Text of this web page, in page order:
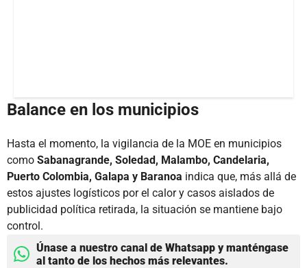
Balance en los municipios
Hasta el momento, la vigilancia de la MOE en municipios
como Sabanagrande, Soledad, Malambo, Candelaria,
Puerto Colombia, Galapa y Baranoa indica que, más allá de
estos ajustes logísticos por el calor y casos aislados de
publicidad política retirada, la situación se mantiene bajo
control.
Únase a nuestro canal de Whatsapp y manténgase
al tanto de los hechos más relevantes.